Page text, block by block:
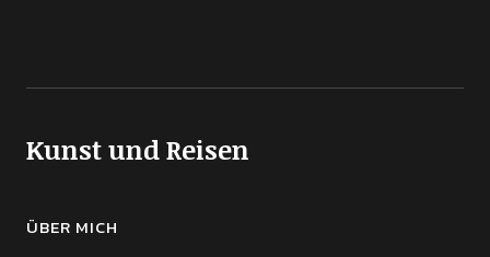
Kunst und Reisen
ÜBER MICH